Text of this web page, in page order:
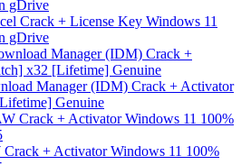
Crack + License Key Windows 11
gDrive
Manager (IDM) Crack + Activator
Genuine
+ Activator Windows 11 100%